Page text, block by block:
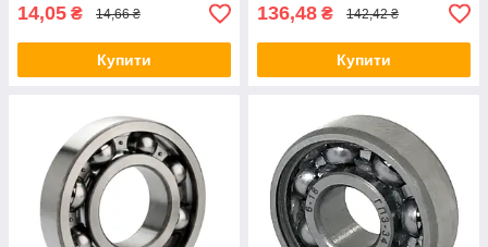
14,05 ₴ 14,66 ₴
Купити
136,48 ₴ 142,42 ₴
Купити